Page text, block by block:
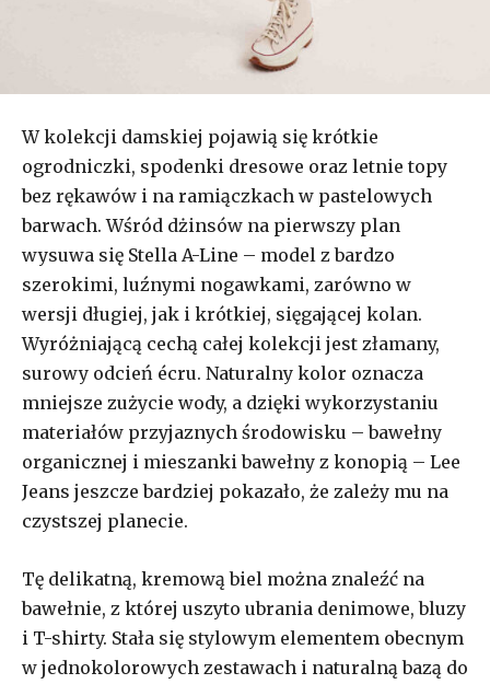
W kolekcji damskiej pojawią się krótkie
ogrodniczki, spodenki dresowe oraz letnie topy
bez rękawów i na ramiączkach w pastelowych
barwach. Wśród dżinsów na pierwszy plan
wysuwa się Stella A-Line – model z bardzo
szerokimi, luźnymi nogawkami, zarówno w
wersji długiej, jak i krótkiej, sięgającej kolan.
Wyróżniającą cechą całej kolekcji jest złamany,
surowy odcień écru. Naturalny kolor oznacza
mniejsze zużycie wody, a dzięki wykorzystaniu
materiałów przyjaznych środowisku – bawełny
organicznej i mieszanki bawełny z konopią – Lee
Jeans jeszcze bardziej pokazało, że zależy mu na
czystszej planecie.
Tę delikatną, kremową biel można znaleźć na
bawełnie, z której uszyto ubrania denimowe, bluzy
i T-shirty. Stała się stylowym elementem obecnym
w jednokolorowych zestawach i naturalną bazą do